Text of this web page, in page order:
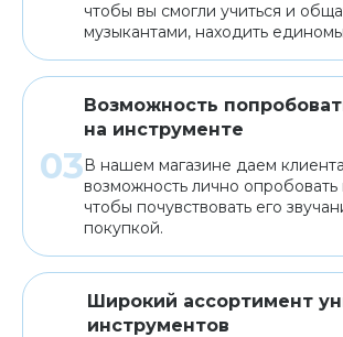
чтобы вы смогли учиться и
музыкантами, находить
Возможность
на инструменте
В нашем магазине даем
возможность лично опробовать
чтобы почувствовать его
покупкой.
Широкий ассортимент
инструментов